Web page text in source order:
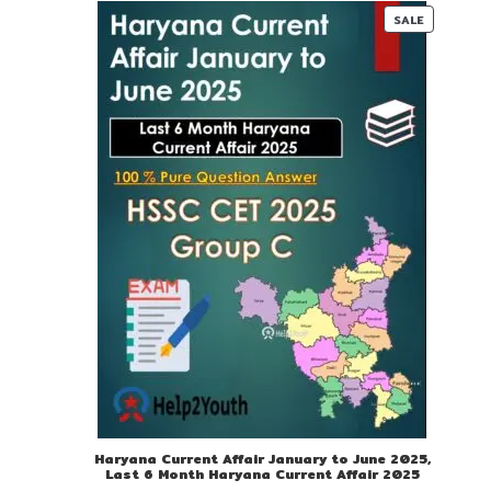
00.
SALE
Haryana Current Affair January to June 2025,
Last 6 Month Haryana Current Affair 2025